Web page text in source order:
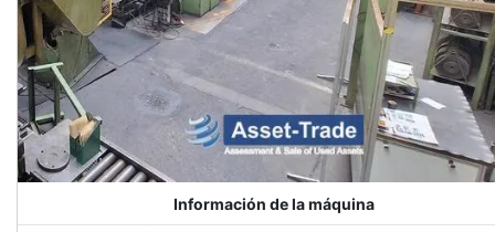
Información de la máquina